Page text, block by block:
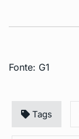
Fonte: G1
Tags